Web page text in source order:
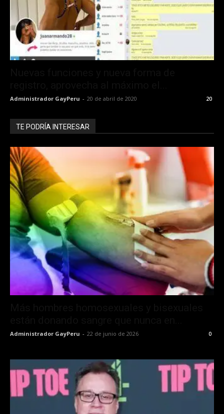
Administrador GayPeru - 20 de abril de 2020 20
TE PODRÍA INTERESAR
Administrador GayPeru - 22 de junio de 2026 0